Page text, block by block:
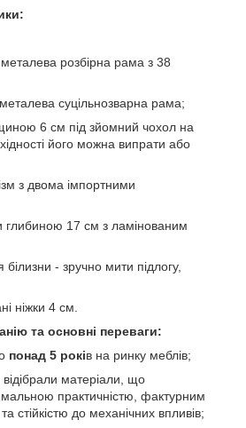
розбірна рама з 38
суцільнозварна рама;
6 см під зйомний чохол на
його можна випрати або
з двома імпортними
глибиною 17 см з ламінованим
- зручно мити підлогу,
ніжки 4 см.
та основні переваги:
понад 5 років на ринку меблів;
матеріали, що
практичністю, фактурним
стійкістю до механічних впливів;